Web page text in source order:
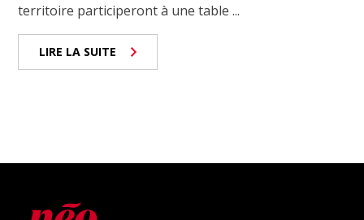
territoire participeront à une table ...
LIRE LA SUITE